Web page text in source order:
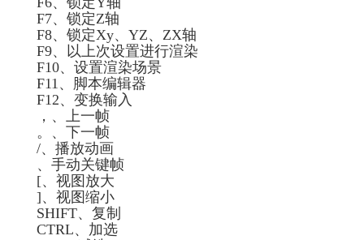
F7、锁定Z轴
F8、锁定Xy、YZ、ZX轴
F9、以上次设置进行渲染
F10、设置渲染场景
F11、脚本编辑器
F12、变换输入
，、上一帧
。、下一帧
/、播放动画
、手动关键帧
[、视图放大
]、视图缩小
SHIFT、复制
CTRL、加选